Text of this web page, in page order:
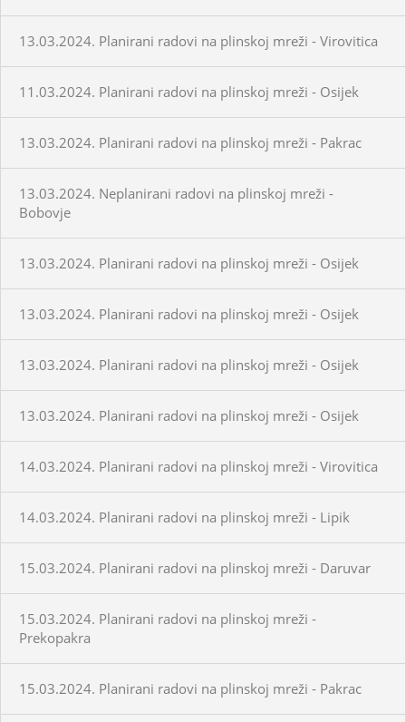
13.03.2024. Planirani radovi na plinskoj mreži - Virovitica
11.03.2024. Planirani radovi na plinskoj mreži - Osijek
13.03.2024. Planirani radovi na plinskoj mreži - Pakrac
13.03.2024. Neplanirani radovi na plinskoj mreži -
Bobovje
13.03.2024. Planirani radovi na plinskoj mreži - Osijek
13.03.2024. Planirani radovi na plinskoj mreži - Osijek
13.03.2024. Planirani radovi na plinskoj mreži - Osijek
13.03.2024. Planirani radovi na plinskoj mreži - Osijek
14.03.2024. Planirani radovi na plinskoj mreži - Virovitica
14.03.2024. Planirani radovi na plinskoj mreži - Lipik
15.03.2024. Planirani radovi na plinskoj mreži - Daruvar
15.03.2024. Planirani radovi na plinskoj mreži -
Prekopakra
15.03.2024. Planirani radovi na plinskoj mreži - Pakrac